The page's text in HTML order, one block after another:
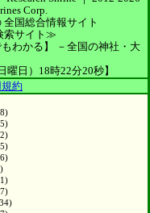
Corp.
全国総合情報サイト
索サイト≫
わかる】
－全国の神社・大
曜日）18時22分20秒】
約